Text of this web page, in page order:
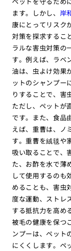
ます。しかし、 岸
康にとってリスク
対策を探求するこ
ラルな害虫対策の
す。例えば、ラベ
油は、虫よけ効果
ットのシャンプー
りすることで、害
ただし、ペットが
です。また、食品
えば、重曹は、ノ
す。重曹を絨毯や
吸い取ることで、
た、お酢を水で薄
して使用するのも
めることも、害虫
度な運動、ストレ
する抵抗力を高め
被毛の健康を保つ
ンプーは、ペット
にくくします。ペ